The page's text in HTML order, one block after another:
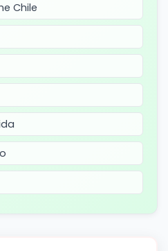
Chile